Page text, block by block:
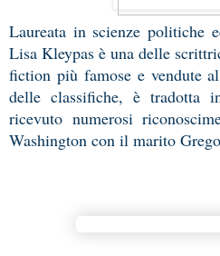
Laureata in scienze politiche
Lisa Kleypas è una delle
fiction più famose e vendute
delle classifiche, è tradotta
ricevuto numerosi
Washington con il marito